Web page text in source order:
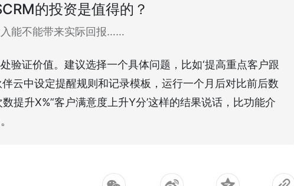
的投资是值得的？
能不能带来实际回报……
验证价值。建议选择一个具体问题，比如‘提高重点客户跟
伴云中设定提醒规则和记录模板，运行一个月后对比前后数
提升X%’‘客户满意度上升Y分’这样的结果说话，比功能介